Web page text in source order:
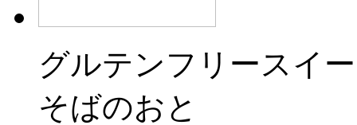
グルテンフリースイ
そばのおと